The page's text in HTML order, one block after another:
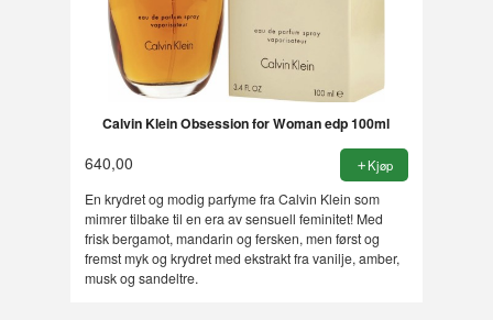
Calvin Klein Obsession for Woman edp 100ml
640,00 Kjøp
En krydret og modig parfyme fra Calvin Klein som
mimrer tilbake til en era av sensuell feminitet! Med
frisk bergamot, mandarin og fersken, men først og
fremst myk og krydret med ekstrakt fra vanilje, amber,
musk og sandeltre.